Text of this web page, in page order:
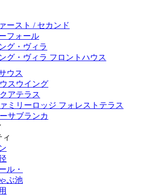
ースト / セカンド
フォール
グ・ヴィラ
グ・ヴィラ フロントハウス
ウス
スウイング
アテラス
ミリーロッジ フォレストテラス
サブランカ
ル・
ぶ池